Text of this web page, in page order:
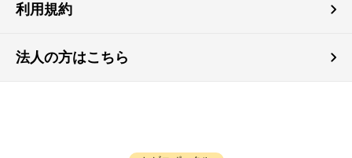
利用規約
法人の方はこちら